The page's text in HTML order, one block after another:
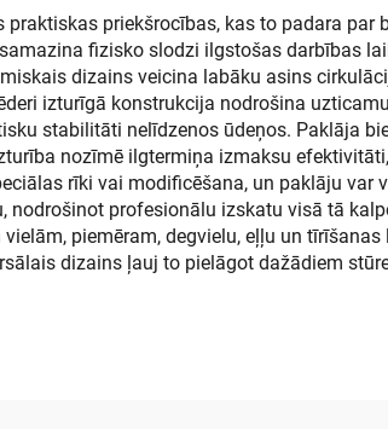
priekšrocības, kas to padara
fizisko slodzi ilgstošas darbības
dizains veicina labāku asins
izturīgā konstrukcija nodrošina
stabilitāti nelīdzenos ūdeņos. Paklāja
nozīmē ilgtermiņa izmaksu
rīki vai modificēšana, un paklāju
nodrošinot profesionālu izskatu visā tā
piemēram, degvielu, eļļu un
dizains ļauj to pielāgot dažādiem